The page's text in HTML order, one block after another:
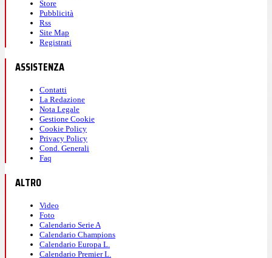
Store
Pubblicità
Rss
Site Map
Registrati
ASSISTENZA
Contatti
La Redazione
Nota Legale
Gestione Cookie
Cookie Policy
Privacy Policy
Cond. Generali
Faq
ALTRO
Video
Foto
Calendario Serie A
Calendario Champions
Calendario Europa L.
Calendario Premier L.